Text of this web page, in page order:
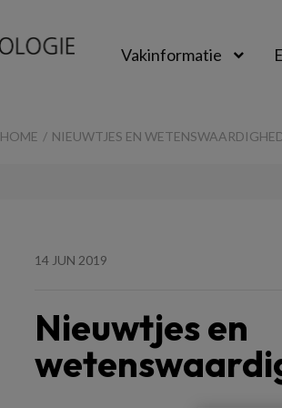
Vakinformatie
HOME NIEUWTJES EN
14 JUN 2019
Nieuwtjes en